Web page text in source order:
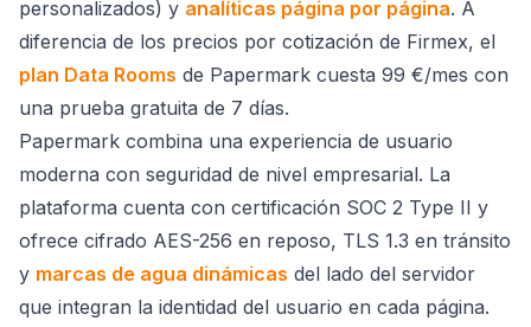
personalizados) y analíticas página por página. A
diferencia de los precios por cotización de Firmex, el
plan Data Rooms de Papermark cuesta 99 €/mes con
una prueba gratuita de 7 días.
Papermark combina una experiencia de usuario
moderna con seguridad de nivel empresarial. La
plataforma cuenta con certificación SOC 2 Type II y
ofrece cifrado AES-256 en reposo, TLS 1.3 en tránsito
y marcas de agua dinámicas del lado del servidor
que integran la identidad del usuario en cada página.